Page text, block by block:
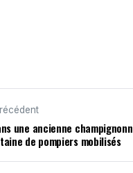
une ancienne
de pompiers mobilisés